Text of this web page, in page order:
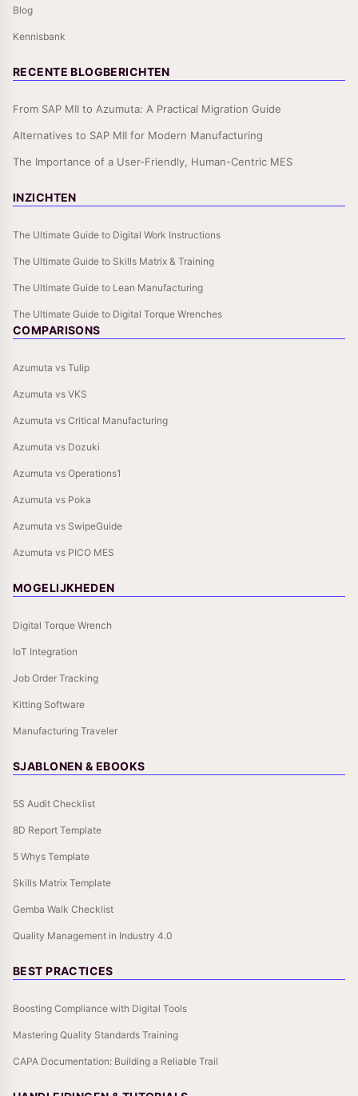
Blog
Kennisbank
RECENTE BLOGBERICHTEN
From SAP MII to Azumuta: A Practical Migration Guide
Alternatives to SAP MII for Modern Manufacturing
The Importance of a User-Friendly, Human-Centric MES
INZICHTEN
The Ultimate Guide to Digital Work Instructions
The Ultimate Guide to Skills Matrix & Training
The Ultimate Guide to Lean Manufacturing
The Ultimate Guide to Digital Torque Wrenches
COMPARISONS
Azumuta vs Tulip
Azumuta vs VKS
Azumuta vs Critical Manufacturing
Azumuta vs Dozuki
Azumuta vs Operations1
Azumuta vs Poka
Azumuta vs SwipeGuide
Azumuta vs PICO MES
MOGELIJKHEDEN
Digital Torque Wrench
IoT Integration
Job Order Tracking
Kitting Software
Manufacturing Traveler
SJABLONEN & EBOOKS
5S Audit Checklist
8D Report Template
5 Whys Template
Skills Matrix Template
Gemba Walk Checklist
Quality Management in Industry 4.0
BEST PRACTICES
Boosting Compliance with Digital Tools
Mastering Quality Standards Training
CAPA Documentation: Building a Reliable Trail